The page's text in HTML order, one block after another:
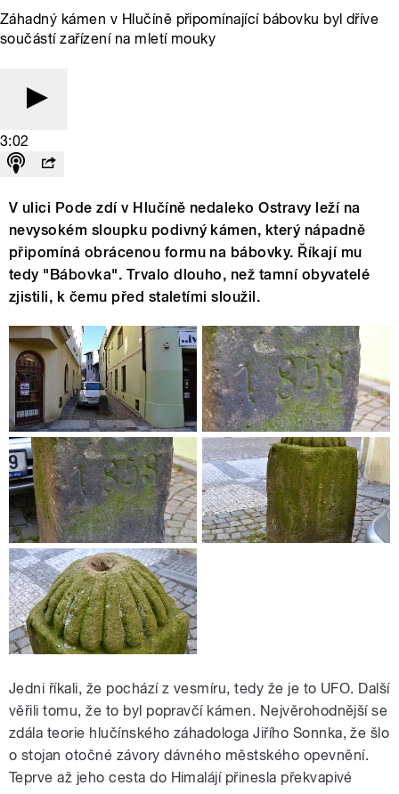
Záhadný kámen v Hlučíně připomínající bábovku byl dříve
součástí zařízení na mletí mouky
3:02
V ulici Pode zdí v Hlučíně nedaleko Ostravy leží na
nevysokém sloupku podivný kámen, který nápadně
připomíná obrácenou formu na bábovky. Říkají mu
tedy "Bábovka". Trvalo dlouho, než tamní obyvatelé
zjistili, k čemu před staletími sloužil.
Jedni říkali, že pochází z vesmíru, tedy že je to UFO. Další
věřili tomu, že to byl popravčí kámen. Nejvěrohodnější se
zdála teorie hlučínského záhadologa Jiřího Sonnka, že šlo
o stojan otočné závory dávného městského opevnění.
Teprve až jeho cesta do Himalájí přinesla překvapivé